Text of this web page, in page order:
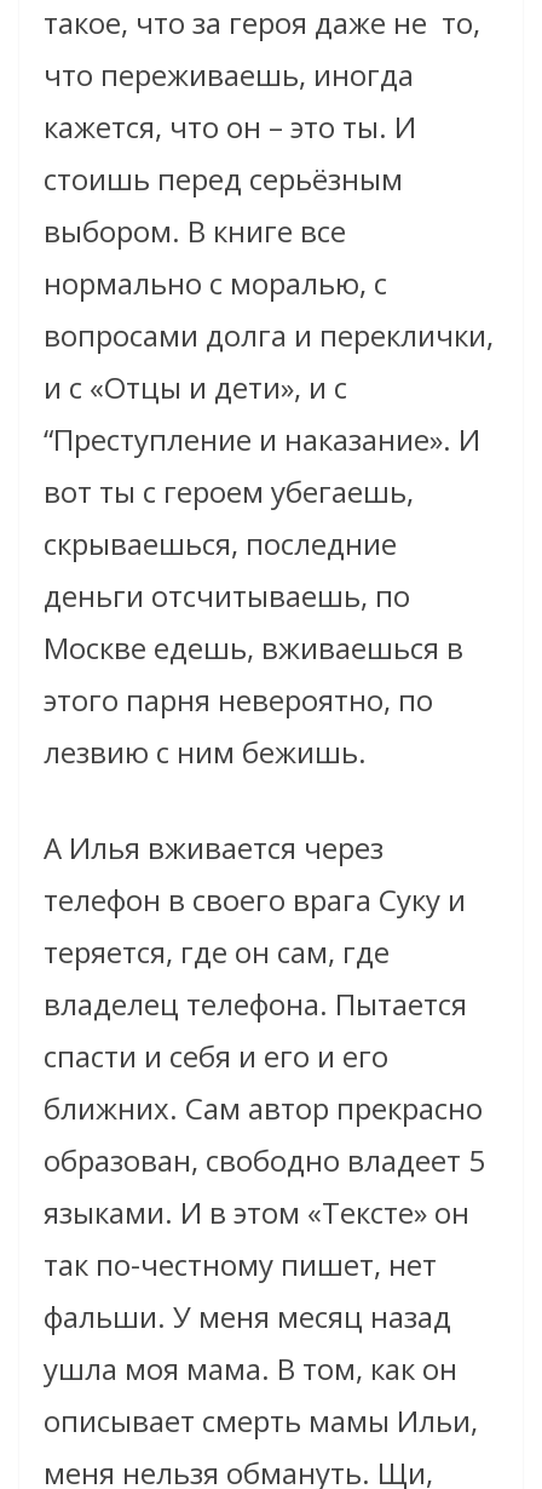
такое, что за героя даже не то,
что переживаешь, иногда
кажется, что он – это ты. И
стоишь перед серьёзным
выбором. В книге все
нормально с моралью, с
вопросами долга и переклички,
и с «Отцы и дети», и с
“Преступление и наказание». И
вот ты с героем убегаешь,
скрываешься, последние
деньги отсчитываешь, по
Москве едешь, вживаешься в
этого парня невероятно, по
лезвию с ним бежишь.
А Илья вживается через
телефон в своего врага Суку и
теряется, где он сам, где
владелец телефона. Пытается
спасти и себя и его и его
ближних. Сам автор прекрасно
образован, свободно владеет 5
языками. И в этом «Тексте» он
так по-честному пишет, нет
фальши. У меня месяц назад
ушла моя мама. В том, как он
описывает смерть мамы Ильи,
меня нельзя обмануть. Щи,